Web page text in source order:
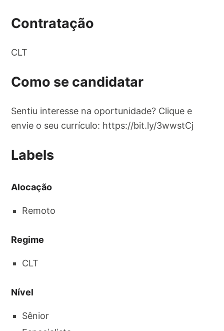
Contratação
CLT
Como se candidatar
Sentiu interesse na oportunidade? Clique e
envie o seu currículo: https://bit.ly/3wwstCj
Labels
Alocação
Remoto
Regime
CLT
Nível
Sênior